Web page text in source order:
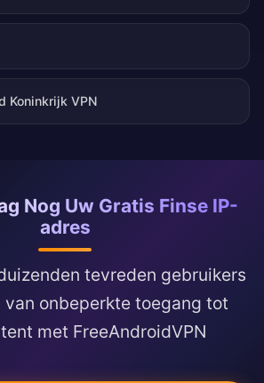
Koninkrijk VPN
Nog Uw Gratis Finse IP-
adres
tevreden gebruikers
van onbeperkte toegang tot
met FreeAndroidVPN